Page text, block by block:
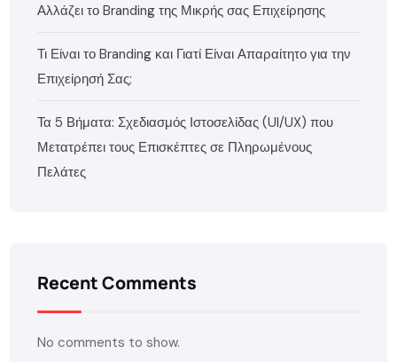
Αλλάζει το Branding της Μικρής σας Επιχείρησης
Τι Είναι το Branding και Γιατί Είναι Απαραίτητο για την
Επιχείρησή Σας;
Τα 5 Βήματα: Σχεδιασμός Ιστοσελίδας (UI/UX) που
Μετατρέπει τους Επισκέπτες σε Πληρωμένους
Πελάτες
Recent Comments
No comments to show.